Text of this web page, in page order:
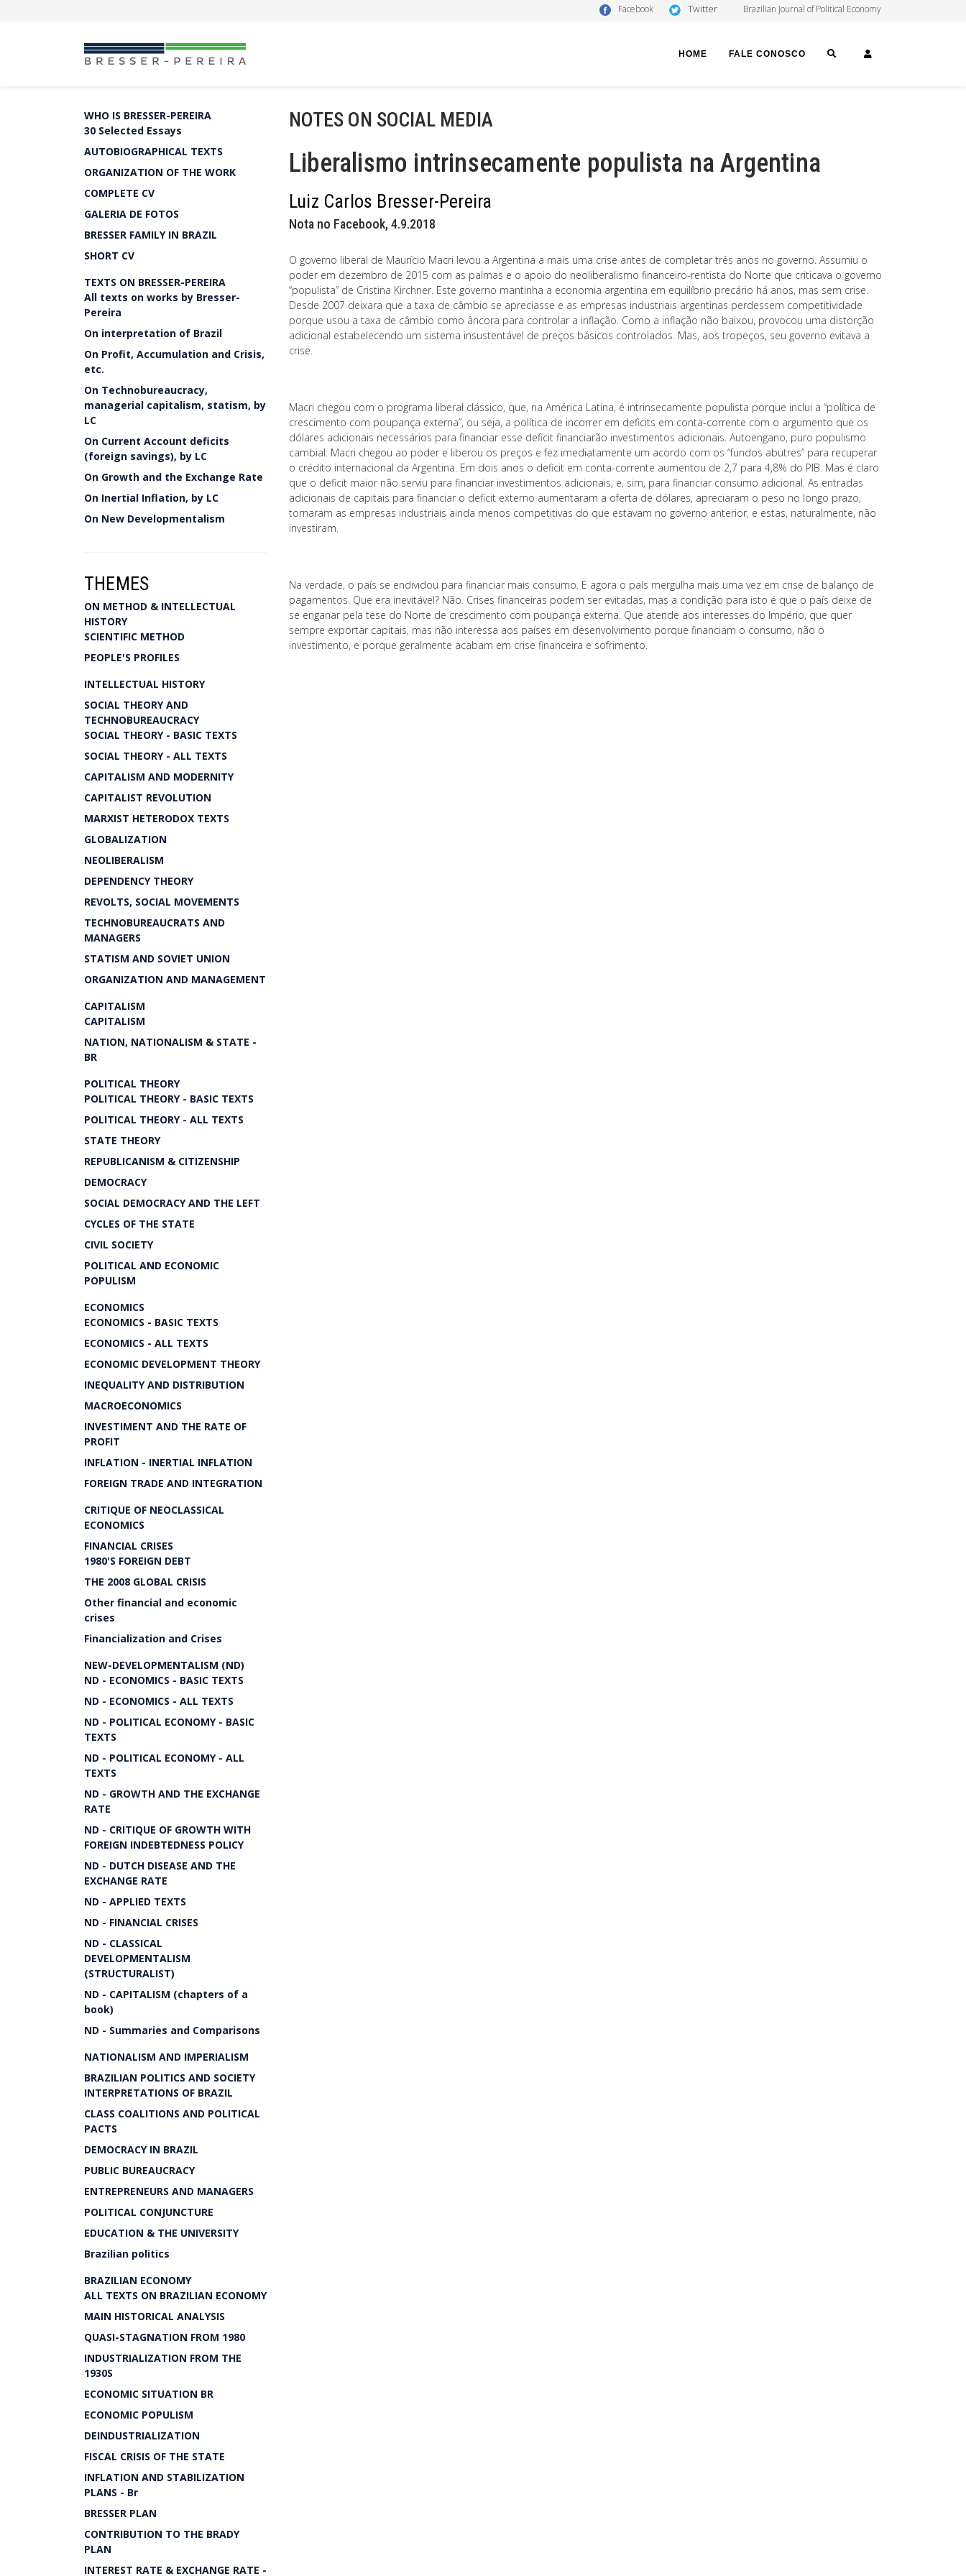
Facebook Twitter Brazilian Journal of Political Economy
HOME FALE CONOSCO SEARCH
WHO IS BRESSER-PEREIRA
30 Selected Essays
AUTOBIOGRAPHICAL TEXTS
ORGANIZATION OF THE WORK
COMPLETE CV
GALERIA DE FOTOS
BRESSER FAMILY IN BRAZIL
SHORT CV
TEXTS ON BRESSER-PEREIRA
All texts on works by Bresser-
Pereira
On interpretation of Brazil
On Profit, Accumulation and Crisis,
etc.
On Technobureaucracy,
managerial capitalism, statism, by
LC
On Current Account deficits
(foreign savings), by LC
On Growth and the Exchange Rate
On Inertial Inflation, by LC
On New Developmentalism
THEMES
ON METHOD & INTELLECTUAL
HISTORY
SCIENTIFIC METHOD
PEOPLE'S PROFILES
INTELLECTUAL HISTORY
SOCIAL THEORY AND
TECHNOBUREAUCRACY
SOCIAL THEORY - BASIC TEXTS
SOCIAL THEORY - ALL TEXTS
CAPITALISM AND MODERNITY
CAPITALIST REVOLUTION
MARXIST HETERODOX TEXTS
GLOBALIZATION
NEOLIBERALISM
DEPENDENCY THEORY
REVOLTS, SOCIAL MOVEMENTS
TECHNOBUREAUCRATS AND
MANAGERS
STATISM AND SOVIET UNION
ORGANIZATION AND MANAGEMENT
CAPITALISM
CAPITALISM
NATION, NATIONALISM & STATE -
BR
POLITICAL THEORY
POLITICAL THEORY - BASIC TEXTS
POLITICAL THEORY - ALL TEXTS
STATE THEORY
REPUBLICANISM & CITIZENSHIP
DEMOCRACY
SOCIAL DEMOCRACY AND THE LEFT
CYCLES OF THE STATE
CIVIL SOCIETY
POLITICAL AND ECONOMIC
POPULISM
ECONOMICS
ECONOMICS - BASIC TEXTS
ECONOMICS - ALL TEXTS
ECONOMIC DEVELOPMENT THEORY
INEQUALITY AND DISTRIBUTION
MACROECONOMICS
INVESTIMENT AND THE RATE OF
PROFIT
INFLATION - INERTIAL INFLATION
FOREIGN TRADE AND INTEGRATION
CRITIQUE OF NEOCLASSICAL
ECONOMICS
FINANCIAL CRISES
1980'S FOREIGN DEBT
THE 2008 GLOBAL CRISIS
Other financial and economic
crises
Financialization and Crises
NEW-DEVELOPMENTALISM (ND)
ND - ECONOMICS - BASIC TEXTS
ND - ECONOMICS - ALL TEXTS
ND - POLITICAL ECONOMY - BASIC
TEXTS
ND - POLITICAL ECONOMY - ALL
TEXTS
ND - GROWTH AND THE EXCHANGE
RATE
ND - CRITIQUE OF GROWTH WITH
FOREIGN INDEBTEDNESS POLICY
ND - DUTCH DISEASE AND THE
EXCHANGE RATE
ND - APPLIED TEXTS
ND - FINANCIAL CRISES
ND - CLASSICAL
DEVELOPMENTALISM
(STRUCTURALIST)
ND - CAPITALISM (chapters of a
book)
ND - Summaries and Comparisons
NATIONALISM AND IMPERIALISM
BRAZILIAN POLITICS AND SOCIETY
INTERPRETATIONS OF BRAZIL
CLASS COALITIONS AND POLITICAL
PACTS
DEMOCRACY IN BRAZIL
PUBLIC BUREAUCRACY
ENTREPRENEURS AND MANAGERS
POLITICAL CONJUNCTURE
EDUCATION & THE UNIVERSITY
Brazilian politics
BRAZILIAN ECONOMY
ALL TEXTS ON BRAZILIAN ECONOMY
MAIN HISTORICAL ANALYSIS
QUASI-STAGNATION FROM 1980
INDUSTRIALIZATION FROM THE
1930S
ECONOMIC SITUATION BR
ECONOMIC POPULISM
DEINDUSTRIALIZATION
FISCAL CRISIS OF THE STATE
INFLATION AND STABILIZATION
PLANS - Br
BRESSER PLAN
CONTRIBUTION TO THE BRADY
PLAN
INTEREST RATE & EXCHANGE RATE -
NOTES ON SOCIAL MEDIA
Liberalismo intrinsecamente populista na Argentina
Luiz Carlos Bresser-Pereira
Nota no Facebook, 4.9.2018
O governo liberal de Maurício Macri levou a Argentina a mais uma crise antes de completar três anos no governo. Assumiu o
poder em dezembro de 2015 com as palmas e o apoio do neoliberalismo financeiro-rentista do Norte que criticava o governo
“populista” de Cristina Kirchner. Este governo mantinha a economia argentina em equilíbrio precário há anos, mas sem crise.
Desde 2007 deixara que a taxa de câmbio se apreciasse e as empresas industriais argentinas perdessem competitividade
porque usou a taxa de câmbio como âncora para controlar a inflação. Como a inflação não baixou, provocou uma distorção
adicional estabelecendo um sistema insustentável de preços básicos controlados. Mas, aos tropeços, seu governo evitava a
crise.
Macri chegou com o programa liberal clássico, que, na América Latina, é intrinsecamente populista porque inclui a “política de
crescimento com poupança externa”, ou seja, a política de incorrer em deficits em conta-corrente com o argumento que os
dólares adicionais necessários para financiar esse deficit financiarão investimentos adicionais. Autoengano, puro populismo
cambial. Macri chegou ao poder e liberou os preços e fez imediatamente um acordo com os “fundos abutres” para recuperar
o crédito internacional da Argentina. Em dois anos o deficit em conta-corrente aumentou de 2,7 para 4,8% do PIB. Mas é claro
que o deficit maior não serviu para financiar investimentos adicionais, e, sim, para financiar consumo adicional. As entradas
adicionais de capitais para financiar o deficit externo aumentaram a oferta de dólares, apreciaram o peso no longo prazo,
tornaram as empresas industriais ainda menos competitivas do que estavam no governo anterior, e estas, naturalmente, não
investiram.
Na verdade, o país se endividou para financiar mais consumo. E agora o país mergulha mais uma vez em crise de balanço de
pagamentos. Que era inevitável? Não. Crises financeiras podem ser evitadas, mas a condição para isto é que o país deixe de
se enganar pela tese do Norte de crescimento com poupança externa. Que atende aos interesses do Império, que quer
sempre exportar capitais, mas não interessa aos países em desenvolvimento porque financiam o consumo, não o
investimento, e porque geralmente acabam em crise financeira e sofrimento.